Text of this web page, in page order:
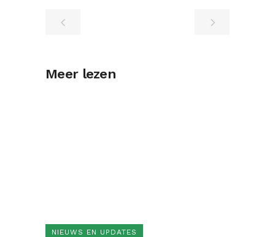
Meer lezen
NIEUWS EN UPDATES